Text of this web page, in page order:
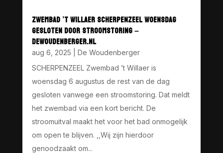
ZWEMBAD ’T WILLAER SCHERPENZEEL WOENSDAG
GESLOTEN DOOR STROOMSTORING –
DEWOUDENBERGER.NL
aug 6, 2025
De Woudenberger
SCHERPENZEEL Zwembad ’t Willaer is
woensdag 6 augustus de rest van de dag
gesloten vanwege een stroomstoring. Dat meldt
het zwembad via een kort bericht. De
stroomuitval maakt het voor het bad onmogelijk
om open te blijven. ,,Wij zijn hierdoor
genoodzaakt om...